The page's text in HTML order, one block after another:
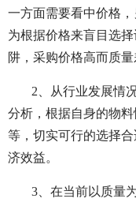
一方面需要看中价格
为根据价格来盲目选
阱，采购价格高而质
2、从行业发展情
分析，根据自身的物
等，切实可行的选择
济效益。
3、在当前以质量